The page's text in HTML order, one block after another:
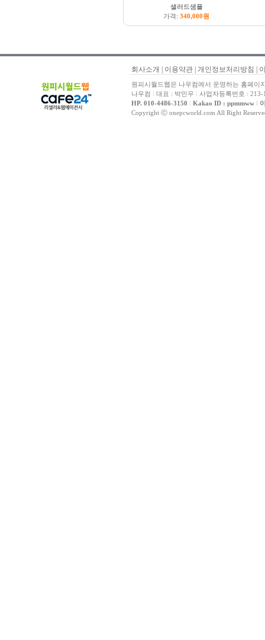
샐러드샘플
가격: 340,000원
회사소개 이용약관 개인정보처리방침
원피시월드웹은 나우컴에서 운영하는 홈페이
나우컴 l 대표 : 박민우 l 사업자등록번호 :
HP. 010-4486-3150 l Kakao ID : ppmmww l
Copyright ⓒ onepcworld.com All Right